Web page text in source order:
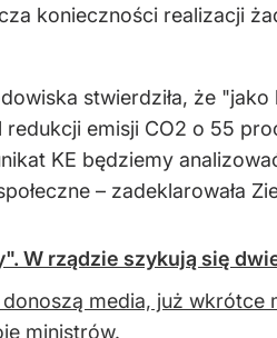
konieczności realizacji
stwierdziła, że
emisji CO2 o 55
KE będziemy
– zadeklarowała
W rządzie szykują się
media, już wkrótce
ministrów.